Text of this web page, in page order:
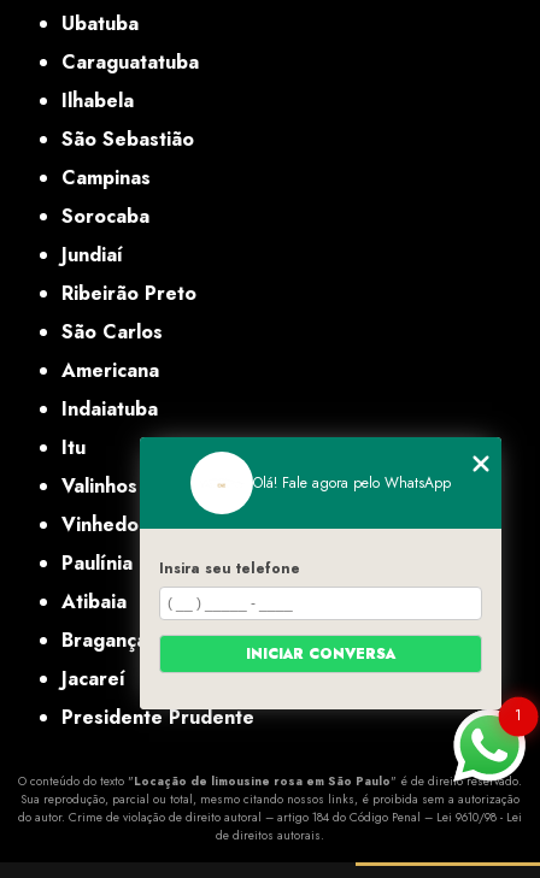
Ubatuba
Caraguatatuba
Ilhabela
São Sebastião
Campinas
Sorocaba
Jundiaí
Ribeirão Preto
São Carlos
Americana
Indaiatuba
Itu
Valinhos
Vinhedo
Paulínia
Atibaia
Bragança Paulista
Jacareí
Presidente Prudente
O conteúdo do texto "Locação de limousine rosa em São Paulo" é de direito reservado.
Sua reprodução, parcial ou total, mesmo citando nossos links, é proibida sem a autorização
do autor. Crime de violação de direito autoral – artigo 184 do Código Penal – Lei 9610/98 - Lei
de direitos autorais.
1
Olá! Fale agora pelo WhatsApp
Insira seu telefone
INICIAR CONVERSA